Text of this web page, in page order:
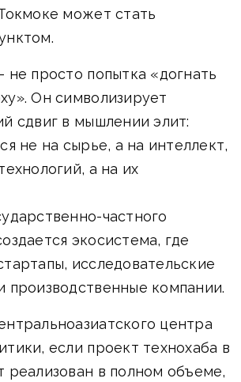
может стать
просто попытка «догнать
Он символизирует
сдвиг в мышлении элит:
не на сырье, а на интеллект,
а на их
частного
экосистема, где
исследовательские
производственные компании.
центра
если проект технохаба в
реализован в полном объеме,